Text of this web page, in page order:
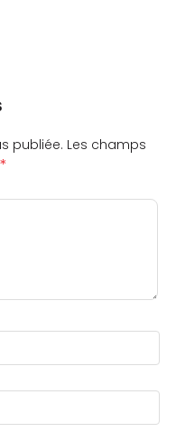
publiée. Les champs
*